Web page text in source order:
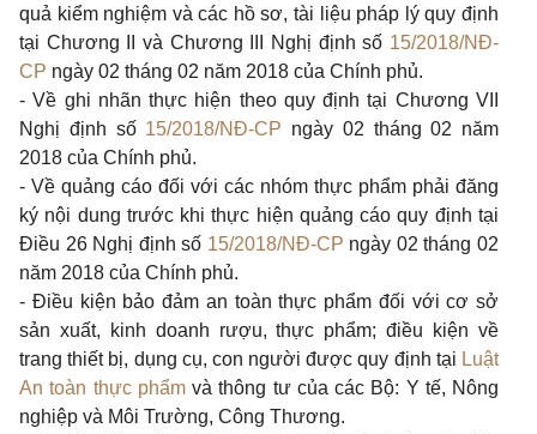
quả kiểm nghiệm và các hồ sơ, tài liệu pháp lý quy định
tại Chương II và Chương III Nghị định số 15/2018/NĐ-
CP ngày 02 tháng 02 năm 2018 của Chính phủ.
- Về ghi nhãn thực hiện theo quy định tại Chương VII
Nghị định số 15/2018/NĐ-CP ngày 02 tháng 02 năm
2018 của Chính phủ.
- Về quảng cáo đối với các nhóm thực phẩm phải đăng
ký nội dung trước khi thực hiện quảng cáo quy định tại
Điều 26 Nghị định số 15/2018/NĐ-CP ngày 02 tháng 02
năm 2018 của Chính phủ.
- Điều kiện bảo đảm an toàn thực phẩm đối với cơ sở
sản xuất, kinh doanh rượu, thực phẩm; điều kiện về
trang thiết bị, dụng cụ, con người được quy định tại Luật
An toàn thực phẩm và thông tư của các Bộ: Y tế, Nông
nghiệp và Môi Trường, Công Thương.